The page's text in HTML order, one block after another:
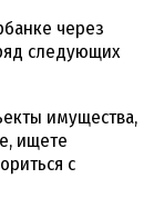
через
следующих
имущества,
ищете
с